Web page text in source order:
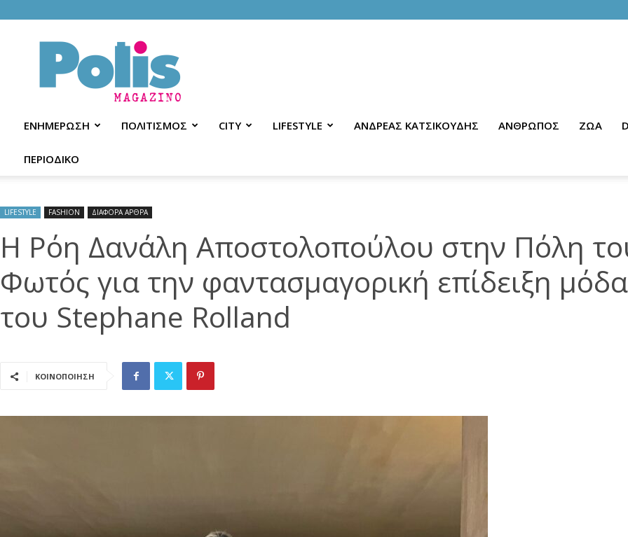
Polis
Magazino
ΕΝΗΜΕΡΩΣΗ ΠΟΛΙΤΙΣΜΟΣ CITY LIFESTYLE ΑΝΔΡΕΑΣ ΚΑΤΣΙΚΟΥΔΗΣ ΑΝΘΡΩΠΟΣ ΖΩΑ
ΠΕΡΙΟΔΙΚΟ
LIFESTYLE FASHION ΔΙΑΦΟΡΑ ΑΡΘΡΑ
Η Ρόη Δανάλη Αποστολοπούλου στην Πόλη
Φωτός για την φαντασμαγορική επίδειξη
του Stephane Rolland
ΚΟΙΝΟΠΟΙΗΣΗ